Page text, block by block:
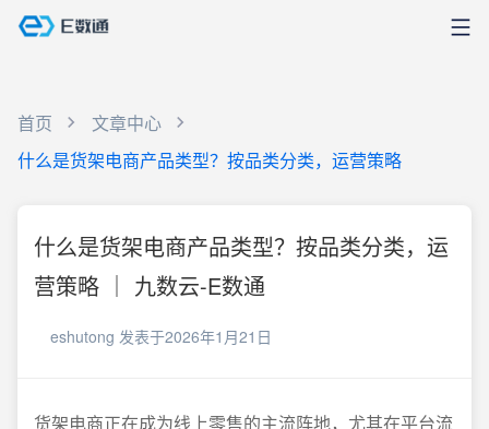
首页
文章中心
什么是货架电商产品类型？按品类分类，运营策略
什么是货架电商产品类型？按品类分类，运
营策略 ｜ 九数云-E数通
eshutong 发表于2026年1月21日
货架电商正在成为线上零售的主流阵地，尤其在平台流